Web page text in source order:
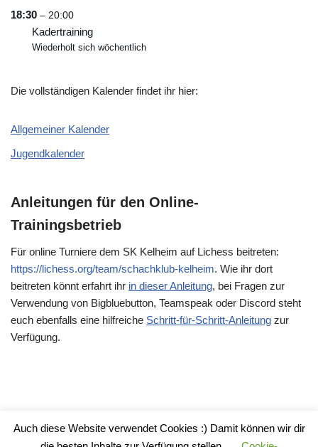
18:30 – 20:00
Kadertraining
Wiederholt sich wöchentlich
Die vollständigen Kalender findet ihr hier:
Allgemeiner Kalender
Jugendkalender
Anleitungen für den Online-
Trainingsbetrieb
Für online Turniere dem SK Kelheim auf Lichess beitreten:
https://lichess.org/team/schachklub-kelheim. Wie ihr dort
beitreten könnt erfahrt ihr in dieser Anleitung, bei Fragen zur
Verwendung von Bigbluebutton, Teamspeak oder Discord steht
euch ebenfalls eine hilfreiche Schritt-für-Schritt-Anleitung zur
Verfügung.
Impressum
Auch diese Website verwendet Cookies :) Damit können wir dir